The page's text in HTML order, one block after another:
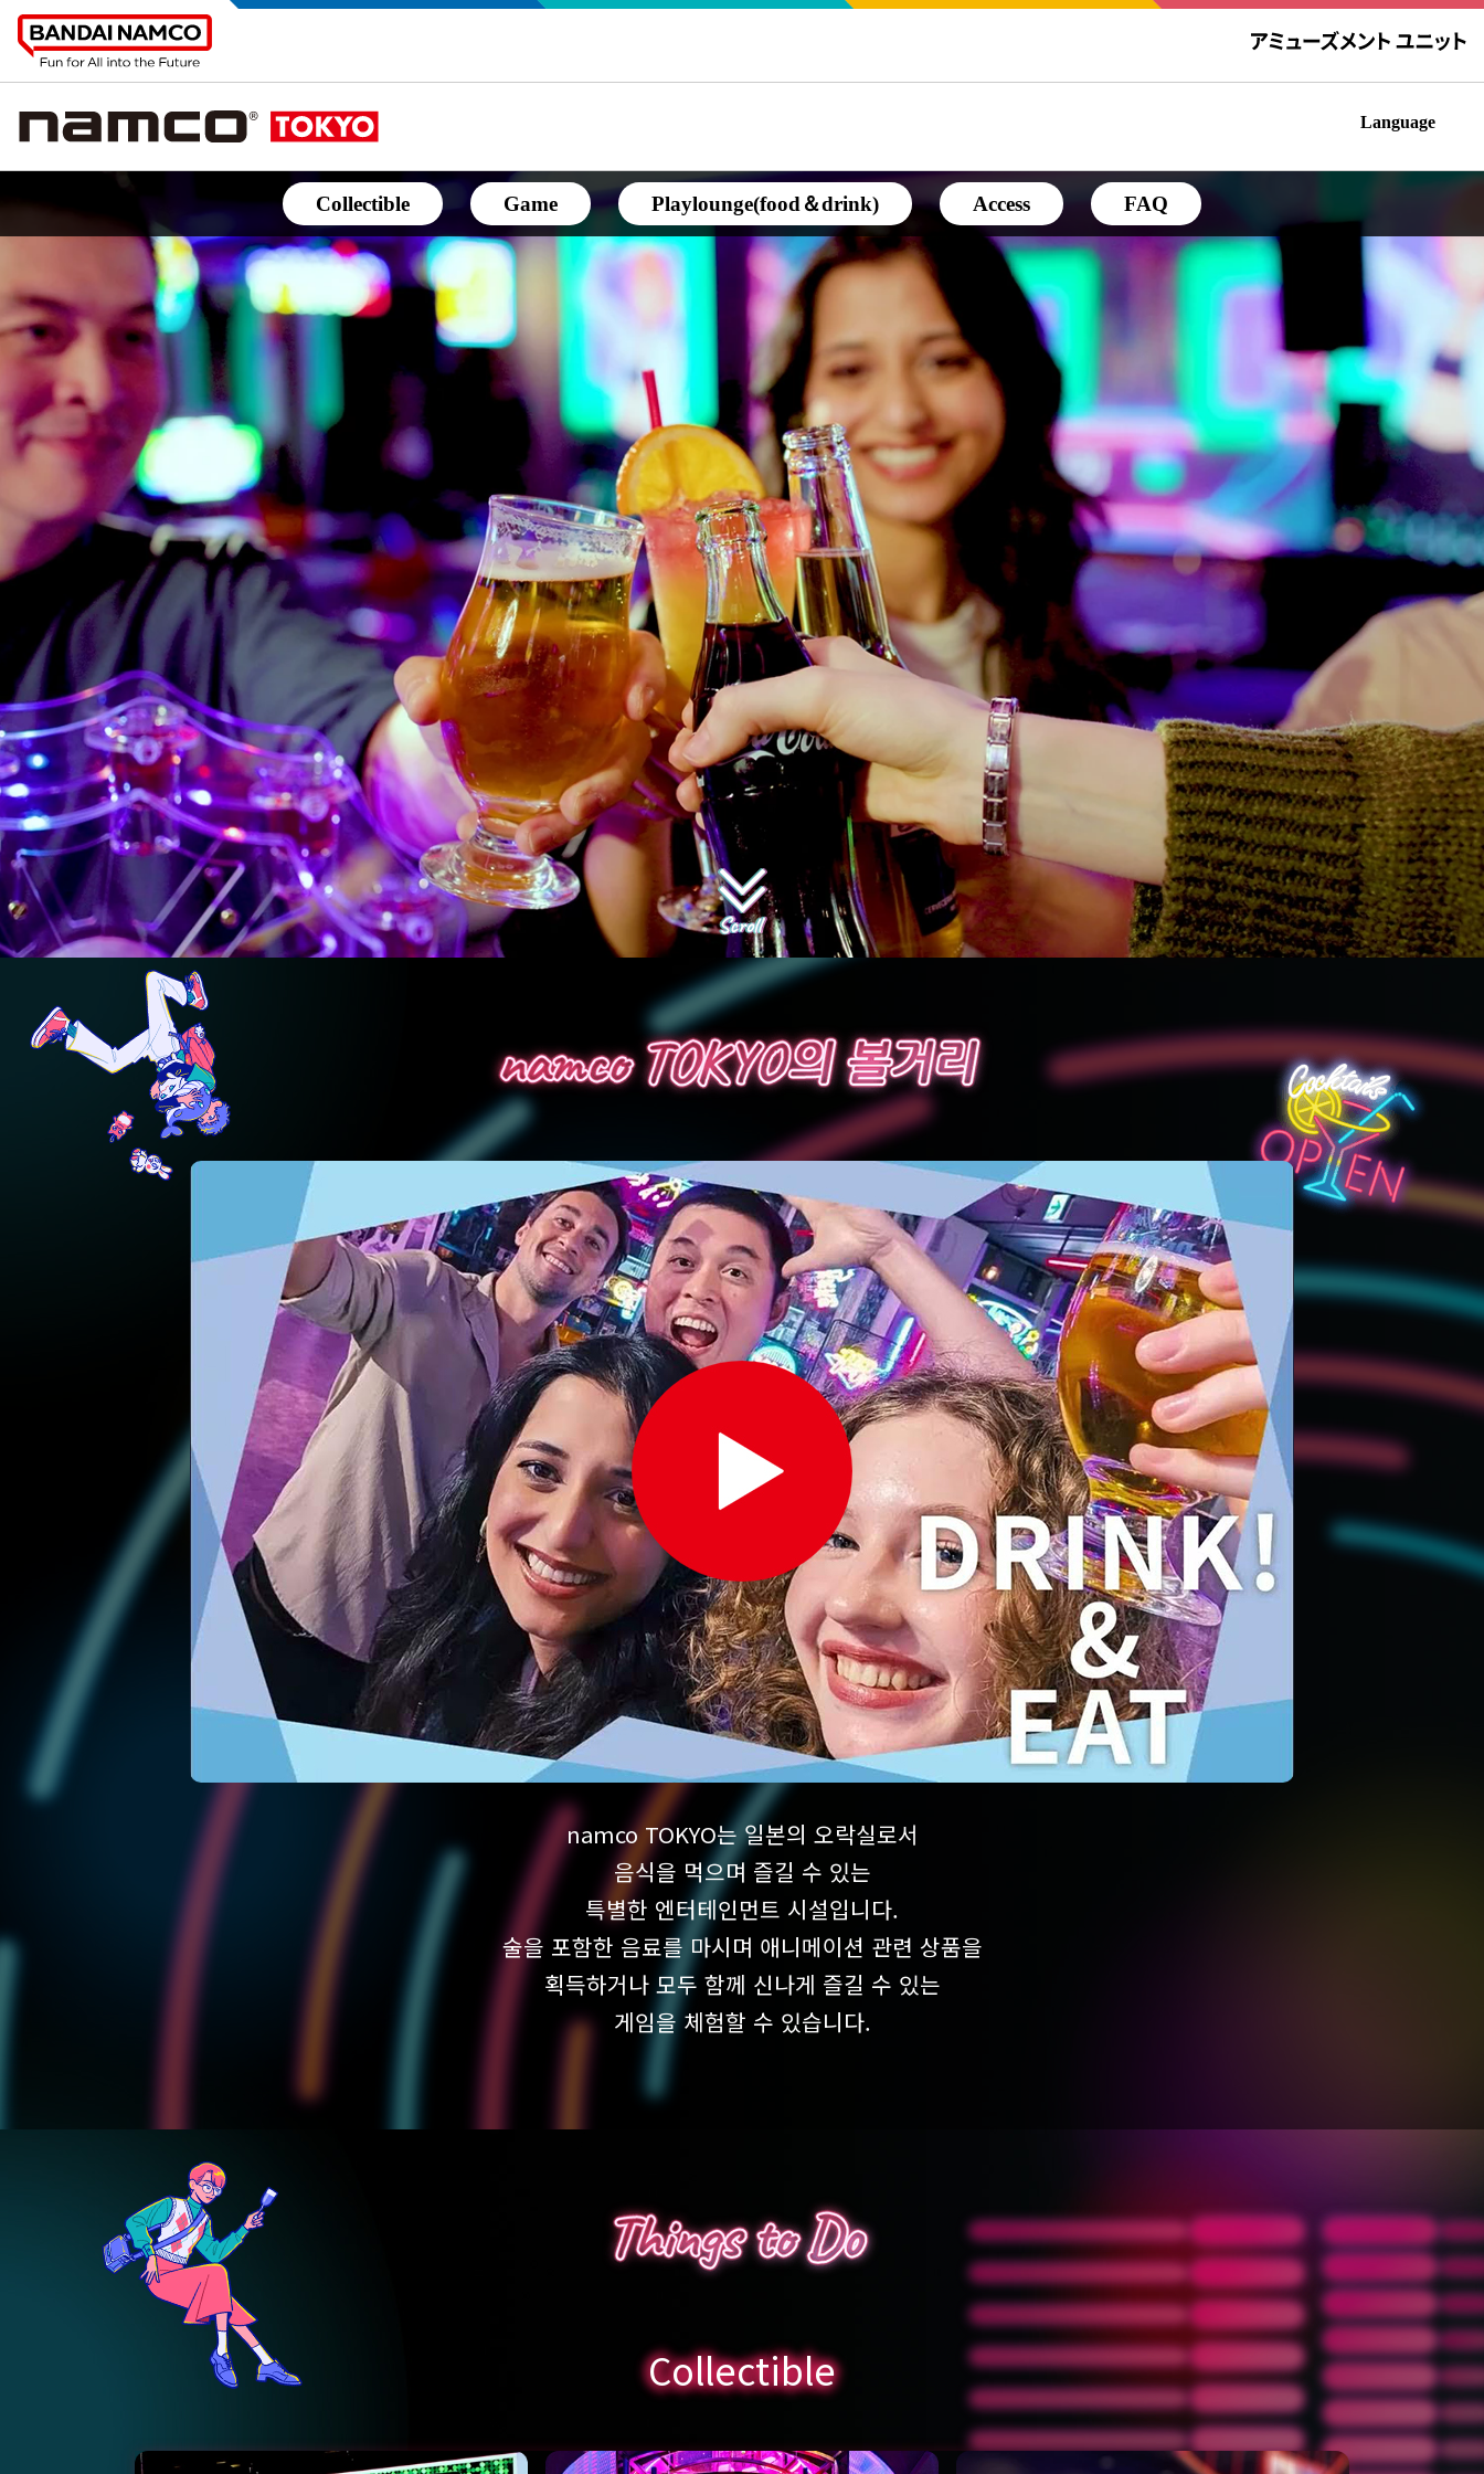
Language
Collectible Game Playlounge(food＆drink) Access FAQ
namco TOKYO는 일본의 오락실로서
음식을 먹으며 즐길 수 있는
특별한 엔터테인먼트 시설입니다.
술을 포함한 음료를 마시며 애니메이션 관련 상품을
획득하거나 모두 함께 신나게 즐길 수 있는
게임을 체험할 수 있습니다.
Collectible